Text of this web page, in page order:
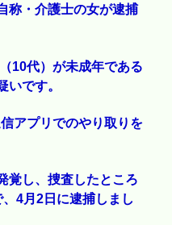
称・介護士の女が逮捕
10代）が未成年である
です。
アプリでのやり取りを
覚し、捜査したところ
4月2日に逮捕しまし